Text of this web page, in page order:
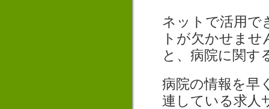
ネットで活用で
トが欠かせま
と、病院に関す
病院の情報を早
連している求人